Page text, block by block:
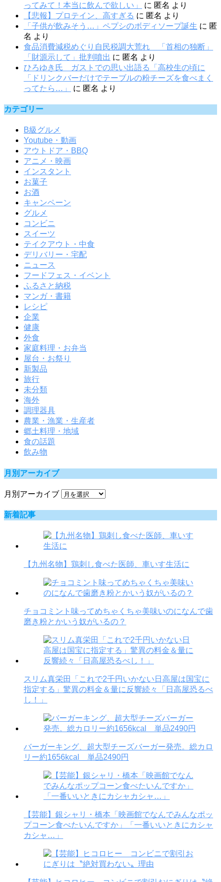
ってみて！本当に飲んで欲しい」
に 匿名 より
【悲報】プロテイン、高すぎる に 匿名 より
「子供が飲みそう…」ペプシのボディソープ誕生 に 匿
名 より
食品消費減税めぐり自民税調大荒れ 「首相の独断」
「財源示して」批判噴出 に 匿名 より
ひろゆき氏 ガストでの思い出語る「高校生の頃に
「ドリンクバーだけでテーブルの粉チーズを食べまく
ってたら…」
に 匿名 より
カテゴリー
B級グルメ
Youtube・動画
アウトドア・BBQ
アニメ・映画
インスタント
お菓子
お酒
キャンペーン
グルメ
コンビニ
スイーツ
テイクアウト・中食
デリバリー・宅配
ニュース
フードフェス・イベント
ふるさと納税
マンガ・書籍
レシピ
企業
健康
外食
家庭料理・お弁当
屋台・お祭り
新製品
旅行
未分類
海外
調理器具
農業・漁業・生産者
郷土料理・地域
食の話題
飲み物
月別アーカイブ
月別アーカイブ
新着記事
【九州名物】鶏刺し食べた医師、車いす生活に
チョコミント味ってめちゃくちゃ美味いのになんで歯
磨き粉とかいう奴がいるの？
スリム真栄田「これで2千円いかない日高屋は国宝に
指定する」驚異の料金＆量に反響続々「日高屋恐るべ
し！」
バーガーキング、超大型チーズバーガー発売。総カロ
リー約1656kcal 単品2490円
【芸能】銀シャリ・橋本「映画館でなんでみんなポッ
プコーン食べたいんですか」「一番いいときにカシャ
カシャ…」